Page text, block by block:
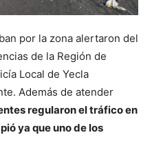
por la zona alertaron del
de la Región de
Local de Yecla
Además de atender
regularon el tráfico en
ya que uno de los